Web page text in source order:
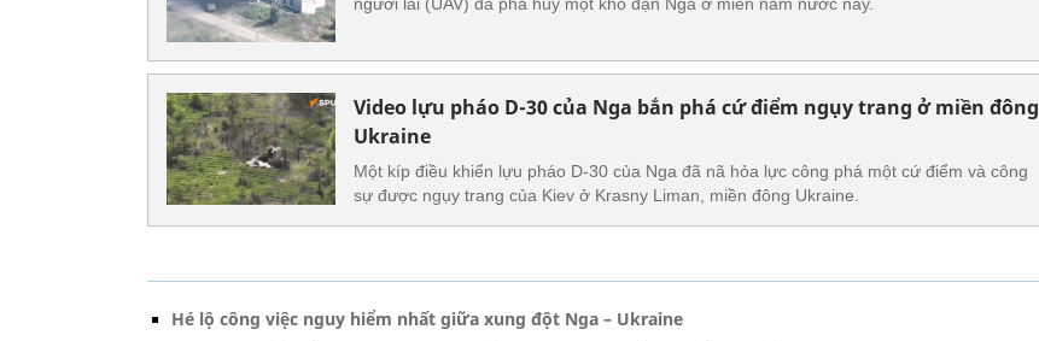
Video lựu pháo D-30 của Nga bắn phá cứ điểm ngụy trang ở miền đông
Ukraine
Một kíp điều khiển lựu pháo D-30 của Nga đã nã hỏa lực công phá một cứ điểm và công
sự được ngụy trang của Kiev ở Krasny Liman, miền đông Ukraine.
Hé lộ công việc nguy hiểm nhất giữa xung đột Nga – Ukraine